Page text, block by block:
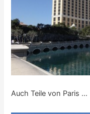
Auch Teile von Paris …